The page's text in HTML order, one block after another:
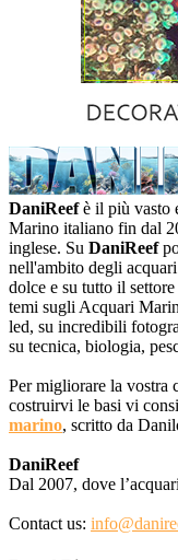
DaniReefè il più vasto
Marino italiano fin dal
inglese. Su DaniReef
nell'ambito degli
dolce e su tutto il
temi sugli Acquari
led, su incredibili
su tecnica, biologia,
Per migliorare la vostra
costruirvi le basi vi
marino, scritto da
DaniReef
Dal 2007, dove
Contact us: